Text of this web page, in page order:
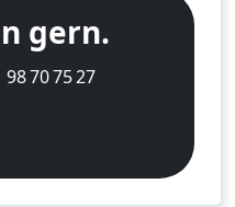
gern.
98 70 75 27